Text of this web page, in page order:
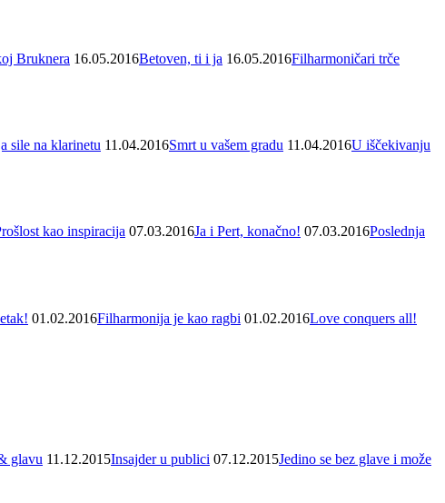
Bruknera 16.05.2016Betoven, ti i ja 16.05.2016Filharmoničari trče
sile na klarinetu 11.04.2016Smrt u vašem gradu 11.04.2016U iščekivanju
kao inspiracija 07.03.2016Ja i Pert, konačno! 07.03.2016Poslednja
01.02.2016Filharmonija je kao ragbi 01.02.2016Love conquers all!
glavu 11.12.2015Insajder u publici 07.12.2015Jedino se bez glave i može